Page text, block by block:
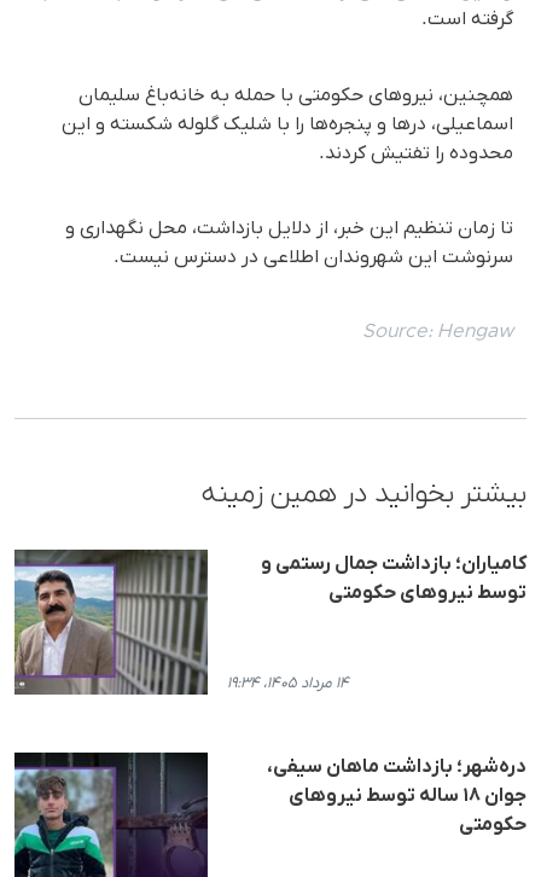
گرفته است.
همچنین، نیروهای حکومتی با حمله به خانه‌باغ سلیمان
اسماعیلی، درها و پنجره‌ها را با شلیک گلوله شکسته و این
محدوده را تفتیش کردند.
تا زمان تنظیم این خبر، از دلایل بازداشت، محل نگهداری و
سرنوشت این شهروندان اطلاعی در دسترس نیست.
Source: Hengaw
بیشتر بخوانید در همین زمینه
کامیاران؛ بازداشت جمال رستمی و
توسط نیروهای حکومتی
۱۴ مرداد ۱۴۰۵، ۱۹:۳۴
دره‌شهر؛ بازداشت ماهان سیفی،
جوان ۱۸ ساله توسط نیروهای
حکومتی